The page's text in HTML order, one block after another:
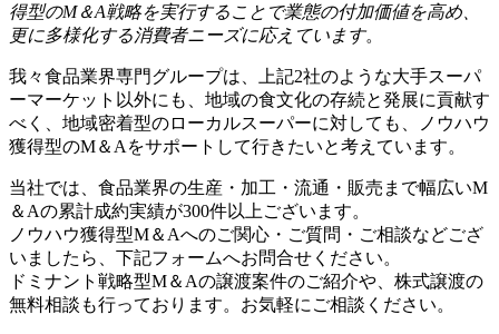
得型のM＆A戦略を実行することで業態の付加価値を高め、
更に多様化する消費者ニーズに応えています。
我々食品業界専門グループは、上記2社のような大手スーパ
ーマーケット以外にも、地域の食文化の存続と発展に貢献す
べく、地域密着型のローカルスーパーに対しても、ノウハウ
獲得型のM＆Aをサポートして行きたいと考えています。
当社では、食品業界の生産・加工・流通・販売まで幅広いM
＆Aの累計成約実績が300件以上ございます。
ノウハウ獲得型M＆Aへのご関心・ご質問・ご相談などござ
いましたら、下記フォームへお問合せください。
ドミナント戦略型M＆Aの譲渡案件のご紹介や、株式譲渡の
無料相談も行っております。お気軽にご相談ください。